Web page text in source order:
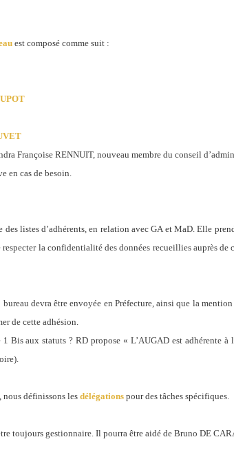
est composé comme suit :
Françoise RENNUIT, nouveau membre du conseil
en cas de besoin.
des listes d’adhérents, en relation avec GA et MaD. Elle
respecter la confidentialité des données recueillies auprès
devra être envoyée en Préfecture, ainsi que la mention
de cette adhésion.
Bis aux statuts ? RD propose « L’AUGAD est adhérente
nous définissons les délégations pour des tâches spécifiques.
toujours gestionnaire. Il pourra être aidé de Bruno DE